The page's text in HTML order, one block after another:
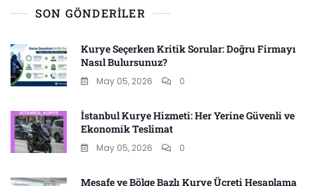
SON GÖNDERILER
Kurye Seçerken Kritik Sorular: Doğru Firmayı
Nasıl Bulursunuz?
May 05, 2026 0
İstanbul Kurye Hizmeti: Her Yerine Güvenli ve
Ekonomik Teslimat
May 05, 2026 0
Mesafe ve Bölge Bazlı Kurye Ücreti Hesaplama